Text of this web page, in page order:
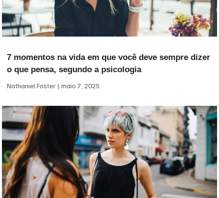
7 momentos na vida em que você deve sempre dizer
o que pensa, segundo a psicologia
Nathaniel Foster maio 7, 2025